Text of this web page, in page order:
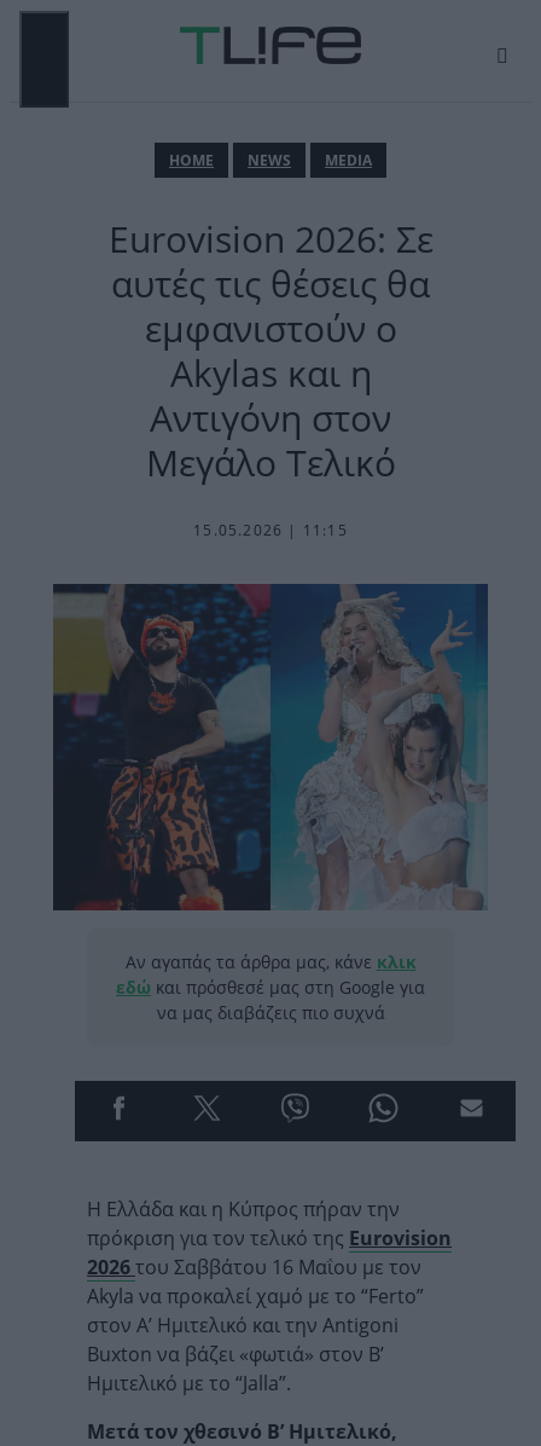
Μετάβαση
ΗΟΜΕ NEWS MEDIA
Eurovision 2026: Σε
αυτές τις θέσεις θα
εμφανιστούν ο
Akylas και η
Αντιγόνη στον
Μεγάλο Τελικό
15.05.2026 | 11:15
Αν αγαπάς τα άρθρα μας, κάνε κλικ
εδώ και πρόσθεσέ μας στη Google για
να μας διαβάζεις πιο συχνά
Η Ελλάδα και η Κύπρος πήραν την
πρόκριση για τον τελικό της Eurovision
2026του Σαββάτου 16 Μαΐου με τον
Akyla να προκαλεί χαμό με το “Ferto”
στον Α’ Ημιτελικό και την Antigoni
Buxton να βάζει «φωτιά» στον Β’
Ημιτελικό με το “Jalla”.
Μετά τον χθεσινό Β’ Ημιτελικό,